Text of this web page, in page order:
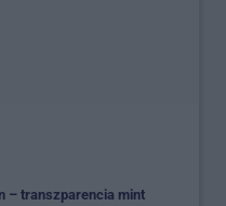
– transzparencia mint